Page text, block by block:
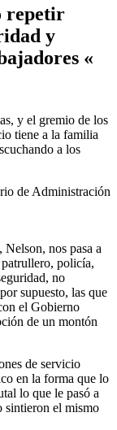
repetir
y
«
y el gremio de los
tiene a la familia
a los
de Administración
Nelson, nos pasa a
patrullero, policía,
no
supuesto, las que
el Gobierno
de un montón
de servicio
en la forma que lo
lo que le pasó a
sintieron el mismo